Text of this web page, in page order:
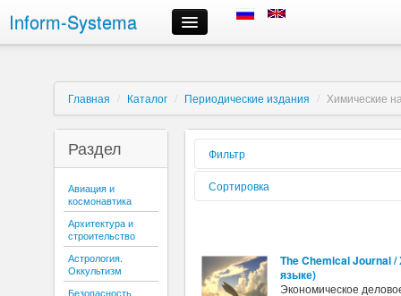
Inform-Systema
Контроль заказа
О компании
Российские информационные ресурсы, предлагаемые нами
Доставка
Сроки выполнения заказов
Регистрация и авторизация
Выбор информационных ресурсов и размещение заказа
Личный кабинет
Отмена заказа
Контактная информация
Главная / Каталог / Периодические издания / Химические
Раздел
Авиация и
космонавтика
Архитектура и
строительство
Астрология.
Оккультизм
Безопасность
Фильтр
Форма
реализации:
Содержиться
текст:
Сортировка
The Chemical Journal
языке)
Экономическое